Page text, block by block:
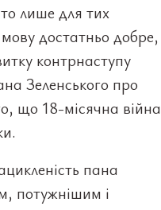
лише для тих
мову достатньо добре,
контрнаступу
Зеленського про
що 18-місячна війна
пана
потужнішим і